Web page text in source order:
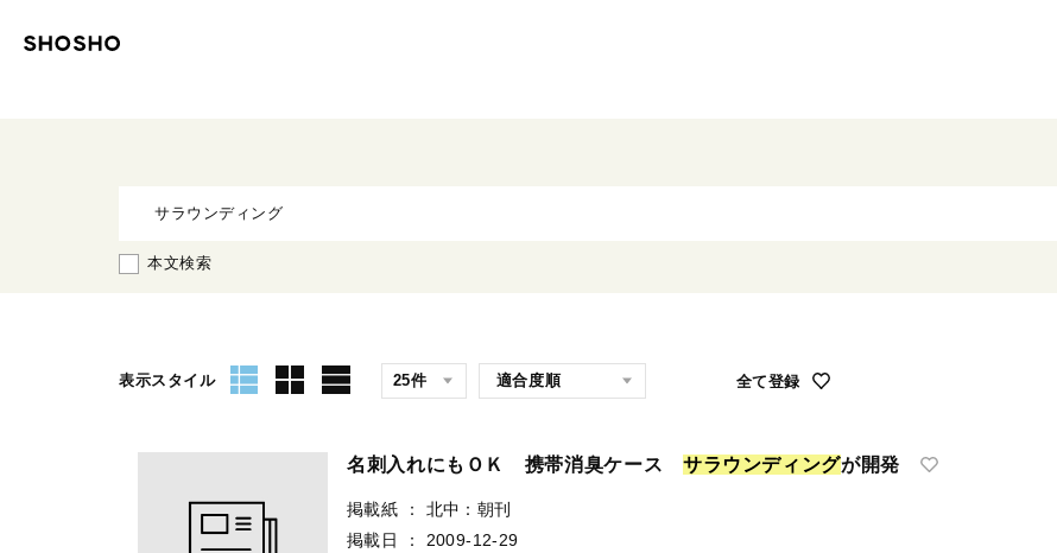
本文検索
表示スタイル 全て登録
名刺入れにもＯＫ 携帯消臭ケース サラ ウ ンディ ングが開発
掲載紙 ：
北中：朝刊
掲載日
：
2009-12-29